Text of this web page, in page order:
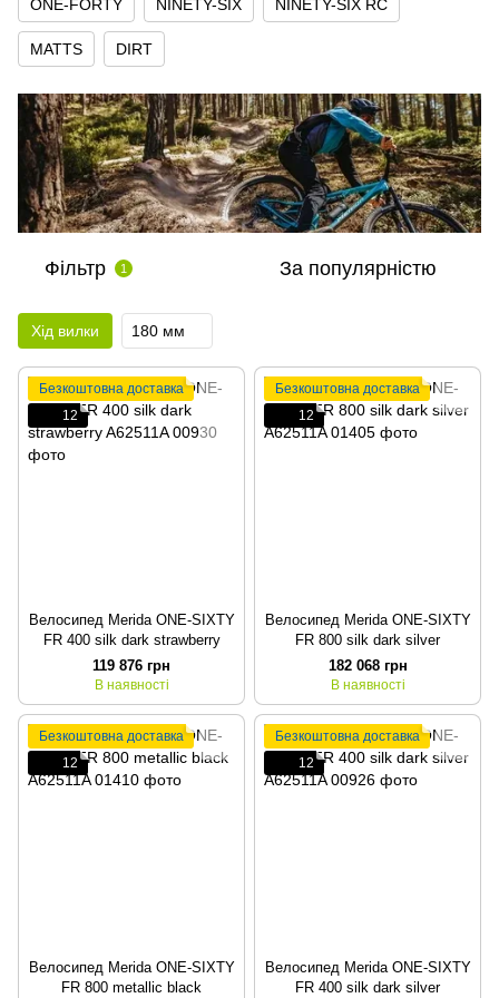
ONE-FORTY NINETY-SIX NINETY-SIX RC
MATTS DIRT
Фільтр 1 За популярністю
Хід вилки 180 мм
Безкоштовна доставка
12
Велосипед Merida ONE-SIXTY
FR 400 silk dark strawberry
119 876 грн
В наявності
Безкоштовна доставка
12
Велосипед Merida ONE-SIXTY
FR 800 silk dark silver
182 068 грн
В наявності
Безкоштовна доставка
12
Велосипед Merida ONE-SIXTY
FR 800 metallic black
Безкоштовна доставка
12
Велосипед Merida ONE-SIXTY
FR 400 silk dark silver